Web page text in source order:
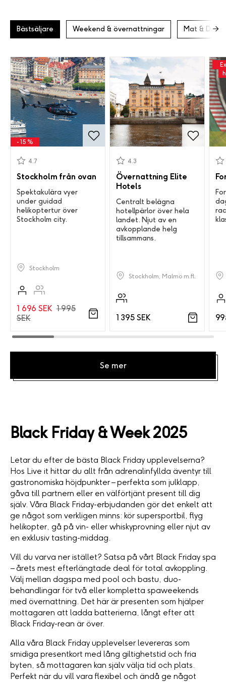
Bästsäljare Weekend & övernattningar Mat & Dryck
- 15 %
Stockholm från ovan
4.7
Spektakulära vyer
under guidad
helikoptertur över
Stockholm city.
Stockholm
1 696 SEK 1 995
SEK
Övernattning Elite
Hotels
4.3
Centralt belägna
hotellpärlor över hela
landet. Njut av en
avkopplande helg
tillsammans.
Stockholm, Malmö m.fl.
1 395 SEK
Se mer
Black Friday & Week 2025
Letar du efter de bästa Black Friday upplevelserna?
Hos Live it hittar du allt från adrenalinfyllda äventyr till
gastronomiska höjdpunkter – perfekta som julklapp,
gåva till partnern eller en välförtjänt present till dig
själv. Våra Black Friday-erbjudanden gör det enkelt att
ge något som verkligen minns: kör supersportbil, flyg
helikopter, gå på vin- eller whiskyprovning eller njut av
en exklusiv tasting-middag.
Vill du varva ner istället? Satsa på vårt Black Friday spa
– årets mest efterlängtade deal för total avkoppling.
Välj mellan dagspa med pool och bastu, duo-
behandlingar för två eller kompletta spaweekends
med övernattning. Det här är presenten som hjälper
mottagaren att ladda batterierna, långt efter att
Black Friday-rean är över.
Alla våra Black Friday upplevelser levereras som
smidiga presentkort med lång giltighetstid och fria
byten, så mottagaren kan själv välja tid och plats.
Perfekt när du vill vara flexibel och ändå ge något